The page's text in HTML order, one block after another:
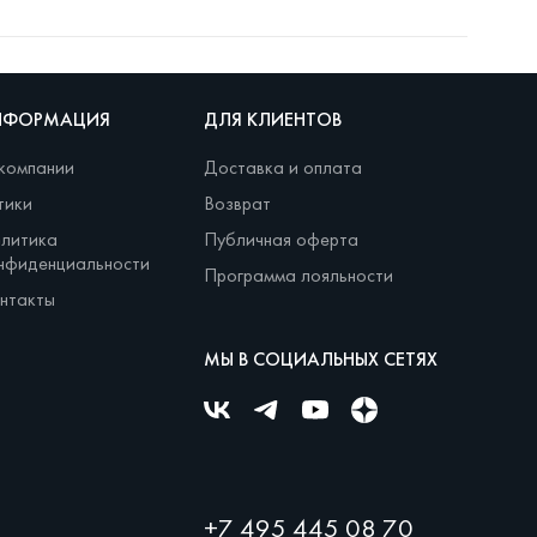
ДЛЯ КЛИЕНТОВ
Доставка и оплата
Возврат
Публичная оферта
Программа лояльности
МЫ В СОЦИАЛЬНЫХ СЕТЯХ
+7 495 445 08 70